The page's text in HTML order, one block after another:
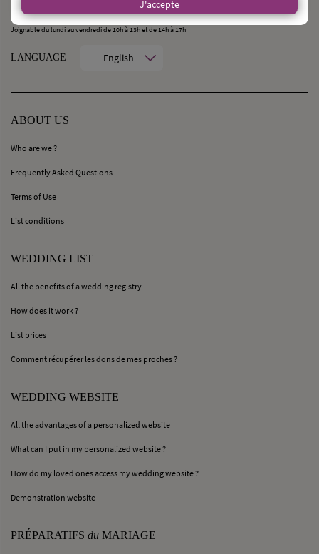
0 806 110 405(Service gratuit hors coût opérateur)
Joignable du lundi au vendredi de 10h à 13h et de 14h à 17h
LANGUAGE English
ABOUT US
Who are we ?
Frequently Asked Questions
Terms of Use
List conditions
WEDDING LIST
All the benefits of a wedding registry
How does it work ?
List prices
Comment récupérer les dons de mes proches ?
WEDDING WEBSITE
All the advantages of a personalized website
What can I put in my personalized website ?
How do my loved ones access my wedding website ?
Demonstration website
PRÉPARATIFS du MARIAGE
J'accepte